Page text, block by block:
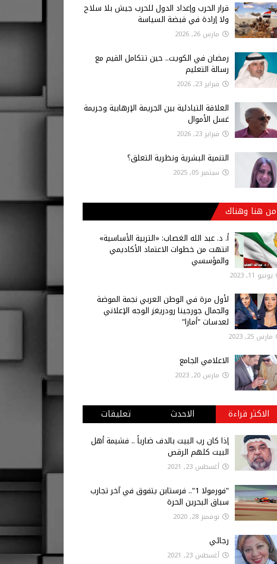
قرار الحرب وإعداد الدول للحرب جيش بلا سلاح
ولا إرادة في قبضة السياسة
مارس 26, 2026
رمضان في الكويت.. حين تتكامل القيم مع
رسالة التعليم
فبراير 23, 2026
العلاقة التبادلية بين الجريمة الإرهابية وجريمة
غسل الأموال
فبراير 23, 2026
التنمية البشرية ونظرية التعلق؟
سبتمبر 05, 2025
من هنا وهناك
أ‌. د. عبد الله الغصاب: «التربية الأساسية»
انتهت من خطوات الاعتماد الأكاديمي
والمؤسسي
يونيو 11, 2023
لأول مرة في الوطن العربي نجمة الموضة
والجمال جورجينا رودريغز الوجه الإعلاني
لعدسات "أمارا"
مارس 25, 2023
الاعلامي الجامع
مارس 20, 2023
الاكثر قراءة الاحدث تعليقات
إذا كان رب البيت بالدف ضارباً .. فشيمة أهل
البيت كلهم الرقص
أغسطس 23, 2021
"فورمولا 1".. فرستابن يتفوق في آخر تجارب
سباق البحرين الحرة
نوفمبر 28, 2020
رجائي
أغسطس 23, 2021